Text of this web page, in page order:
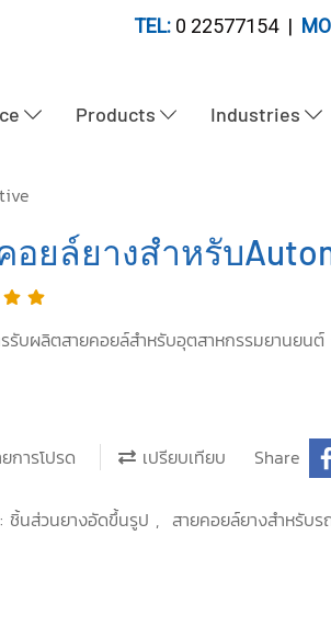
TEL:0 22577154 |
Products Industries
อยล์ยางสำหรับ
รับผลิตสายคอยล์สำหรับอุตสาหกรรมยานยน
การโปรด เปรียบเทียบ Share
ชิ้นส่วนยางอัดขึ้นรูป , สายคอยล์ยางสำหรับ